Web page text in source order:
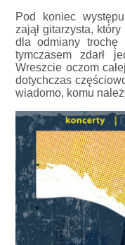
Pod koniec
zajął gitarzysta,
dla odmiany trochę
tymczasem zdarł
Wreszcie oczom
dotychczas
wiadomo, komu